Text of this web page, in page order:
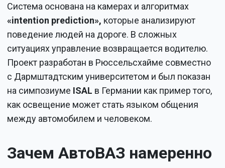
Система основана на камерах и алгоритмах
«intention prediction», которые анализируют
поведение людей на дороге. В сложных
ситуациях управление возвращается водителю.
Проект разработан в Рюссельсхайме совместно
с Дармштадтским университетом и был показан
на симпозиуме ISAL в Германии как пример того,
как освещение может стать языком общения
между автомобилем и человеком.
Зачем АвтоВАЗ намеренно